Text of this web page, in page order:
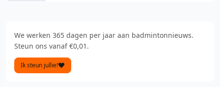
We werken 365 dagen per jaar aan badmintonnieuws.
Steun ons vanaf €0,01.
Ik steun jullie!